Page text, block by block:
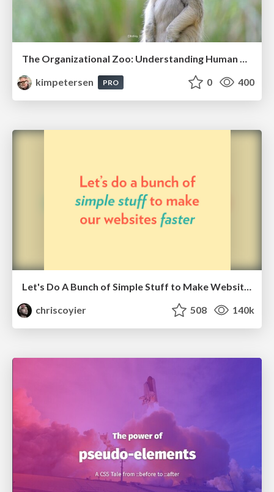
kimpetersen
PRO 0 400
Let's Do A Bunch of Simple Stuff to Make Websites Faster
chriscoyier
508 140k